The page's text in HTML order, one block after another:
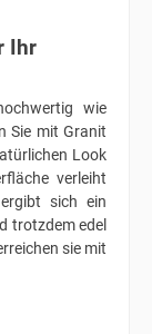
Ihr
wie
Sie mit Granit
Look
verleiht
sich ein
trotzdem edel
sie mit